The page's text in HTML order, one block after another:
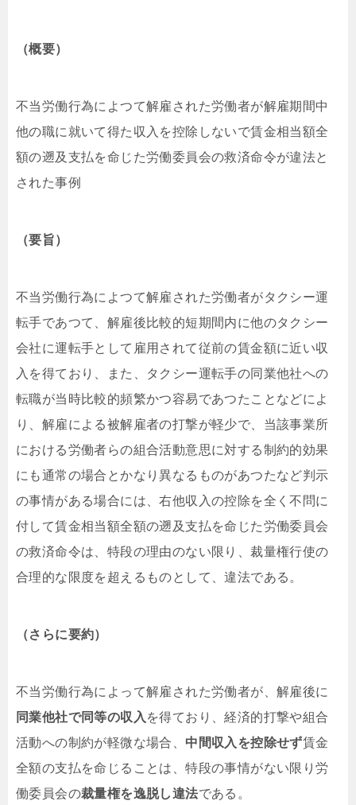
（概要）
不当労働行為によつて解雇された労働者が解雇期間中
他の職に就いて得た収入を控除しないで賃金相当額全
額の遡及支払を命じた労働委員会の救済命令が違法と
された事例
（要旨）
不当労働行為によつて解雇された労働者がタクシー運
転手であつて、解雇後比較的短期間内に他のタクシー
会社に運転手として雇用されて従前の賃金額に近い収
入を得ており、また、タクシー運転手の同業他社への
転職が当時比較的頻繁かつ容易であつたことなどによ
り、解雇による被解雇者の打撃が軽少で、当該事業所
における労働者らの組合活動意思に対する制約的効果
にも通常の場合とかなり異なるものがあつたなど判示
の事情がある場合には、右他収入の控除を全く不問に
付して賃金相当額全額の遡及支払を命じた労働委員会
の救済命令は、特段の理由のない限り、裁量権行使の
合理的な限度を超えるものとして、違法である。
（さらに要約）
不当労働行為によって解雇された労働者が、解雇後に
同業他社で同等の収入を得ており、経済的打撃や組合
活動への制約が軽微な場合、 中間収入を控除せず賃金
全額の支払を命じることは、特段の事情がない限り労
働委員会の裁量権を逸脱し違法である。